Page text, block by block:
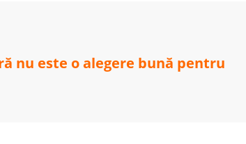
nu este o alegere bună pentru